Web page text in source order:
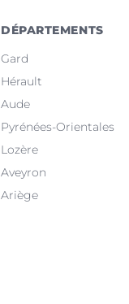
DÉPARTEMENTS
Gard
Hérault
Aude
Pyrénées-Orientales
Lozère
Aveyron
Ariège